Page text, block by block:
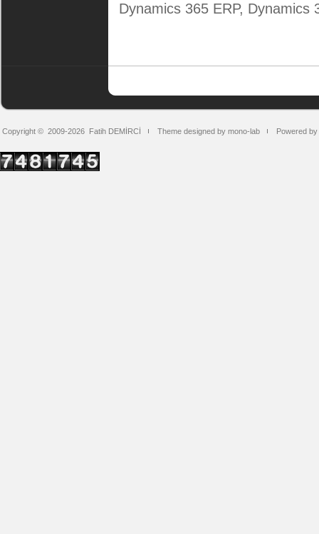
Dynamics 365 ERP, Dynamics
Copyright © 2009-2026 Fatih DEMİRCİ Theme designed by mono-lab Powered